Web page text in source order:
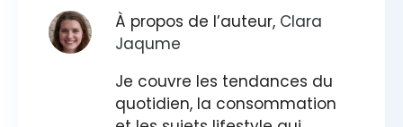
À propos de l’auteur, Clara
Jaqume
Je couvre les tendances du
quotidien, la consommation